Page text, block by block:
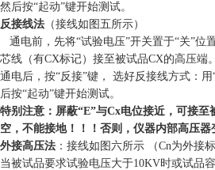
然后按“起动”键开始测试。
反接线法 （接线如图五所示）
通电前，先将“试验电压”开关置于“关”位
芯线（有CX标记）接至被试品CX的高压端。
通电后，按“反接”键， 选好反接线方式：
后按“起动”键开始测试。
特别注意：屏蔽“E”与Cx电位接近，可接至
空，不能接地！！！否则，仪器内部高压器
外接高压法 ：接线如图六所示 （Cn为外接
当被试品要求试验电压大于10KV时或试品